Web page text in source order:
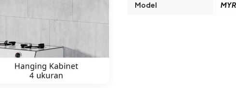
Model